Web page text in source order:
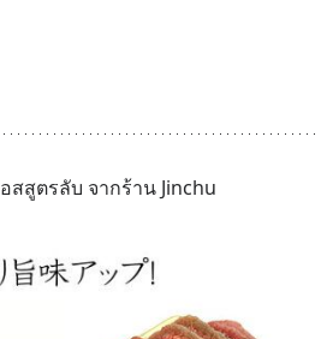
สูตรลับ จากร้าน Jinchu